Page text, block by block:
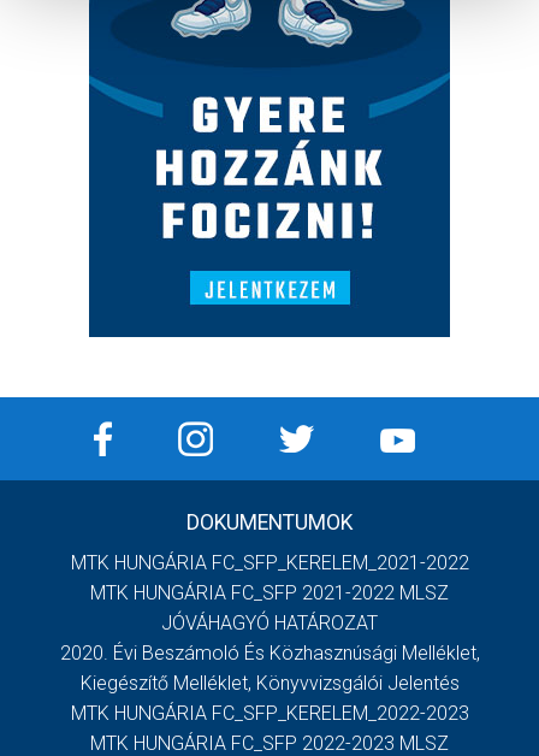
DOKUMENTUMOK
MTK HUNGÁRIA FC_SFP_KERELEM_2021-2022
MTK HUNGÁRIA FC_SFP 2021-2022 MLSZ
JÓVÁHAGYÓ HATÁROZAT
2020. Évi Beszámoló És Közhasznúsági Melléklet,
Kiegészítő Melléklet, Könyvvizsgálói Jelentés
MTK HUNGÁRIA FC_SFP_KERELEM_2022-2023
MTK HUNGÁRIA FC_SFP 2022-2023 MLSZ